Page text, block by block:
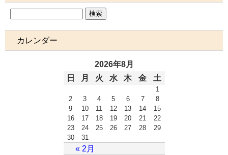
カレンダー
2026年8月
日
月 火 水 木 金 土
« 2月
1
2
3 4 5 6 7
8
9
10 11 12 13 14
15
16
17 18 19 20 21
22
23
24 25 26 27 28
29
30
31